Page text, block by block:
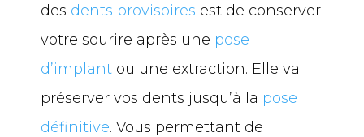
des dents provisoires est de conserver
votre sourire après une pose
d’implant ou une extraction. Elle va
préserver vos dents jusqu’à la pose
définitive. Vous permettant de